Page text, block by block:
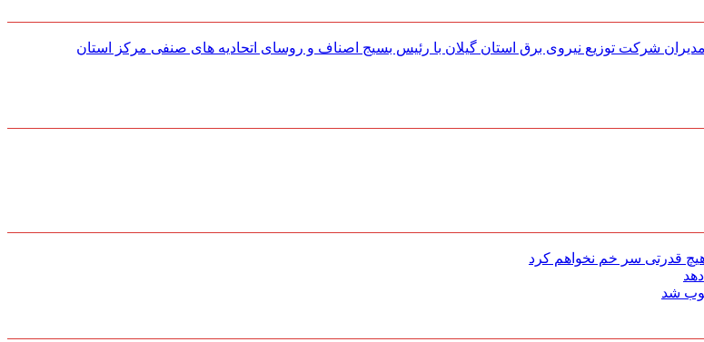
شركت توزیع نیروی برق استان گیلان با رئیس بسیج اصناف و روسای اتحادیه های صنفی مركز استان
قدرتی سر خم نخواهم کرد
شد